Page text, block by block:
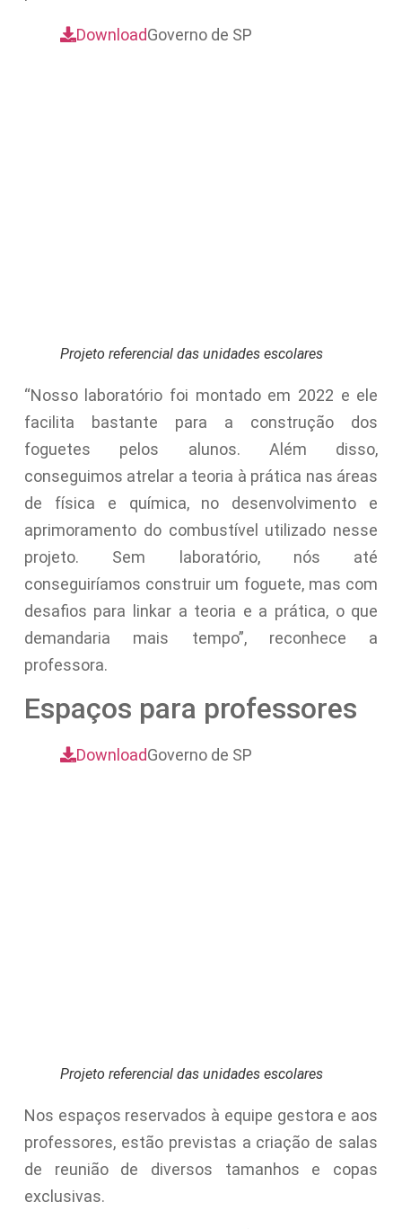
DownloadGoverno de SP
Projeto referencial das unidades escolares
“Nosso laboratório foi montado em 2022 e ele
facilita bastante para a construção dos
foguetes pelos alunos. Além disso,
conseguimos atrelar a teoria à prática nas áreas
de física e química, no desenvolvimento e
aprimoramento do combustível utilizado nesse
projeto. Sem laboratório, nós até
conseguiríamos construir um foguete, mas com
desafios para linkar a teoria e a prática, o que
demandaria mais tempo”, reconhece a
professora.
Espaços para professores
DownloadGoverno de SP
Projeto referencial das unidades escolares
Nos espaços reservados à equipe gestora e aos
professores, estão previstas a criação de salas
de reunião de diversos tamanhos e copas
exclusivas.